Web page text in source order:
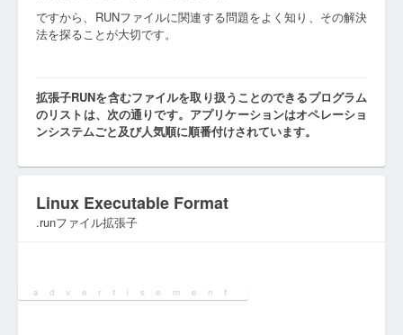
ですから、RUNファイルに関連する問題をよく知り、その解決
法を探ることが大切です。
拡張子RUNを含むファイルを取り扱うことのできるプログラム
のリストは、次の通りです。アプリケーションはオペレーショ
ンシステムごと及び人気順に順番付けされています。
Linux Executable Format
.runファイル拡張子